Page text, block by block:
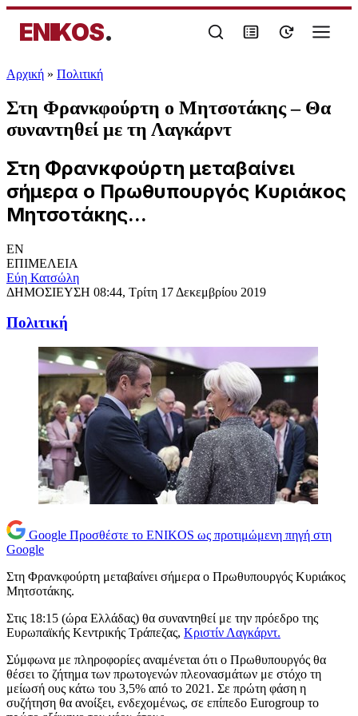
ENIKOS.
Αρχική » Πολιτική
Στη Φρανκφούρτη ο Μητσοτάκης – Θα
συναντηθεί με τη Λαγκάρντ
Στη Φρανκφούρτη μεταβαίνει
σήμερα ο Πρωθυπουργός Κυριάκος
Μητσοτάκης...
EN
ΕΠΙΜΕΛΕΙΑ
Εύη Κατσώλη
ΔΗΜΟΣΙΕΥΣΗ 08:44, Τρίτη 17 Δεκεμβρίου 2019
Πολιτική
Google Προσθέστε το ENIKOS ως προτιμώμενη πηγή στη
Google
Στη Φρανκφούρτη μεταβαίνει σήμερα ο Πρωθυπουργός Κυριάκος
Μητσοτάκης.
Στις 18:15 (ώρα Ελλάδας) θα συναντηθεί με την πρόεδρο της
Ευρωπαϊκής Κεντρικής Τράπεζας, Κριστίν Λαγκάρντ.
Σύμφωνα με πληροφορίες αναμένεται ότι ο Πρωθυπουργός θα
θέσει το ζήτημα των πρωτογενών πλεονασμάτων με στόχο τη
μείωσή ους κάτω του 3,5% από το 2021. Σε πρώτη φάση η
συζήτηση θα ανοίξει, ενδεχομένως, σε επίπεδο Eurogroup το